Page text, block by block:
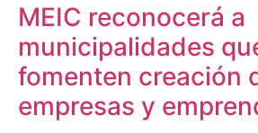
MEIC reconocerá a
municipalidades
fomenten creación
empresas y